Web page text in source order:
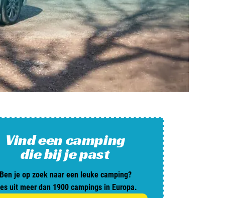
/ blog
Vind een camping
die bij je past
Ben je op zoek naar een leuke camping?
uit meer dan 1900 campings in Europa.